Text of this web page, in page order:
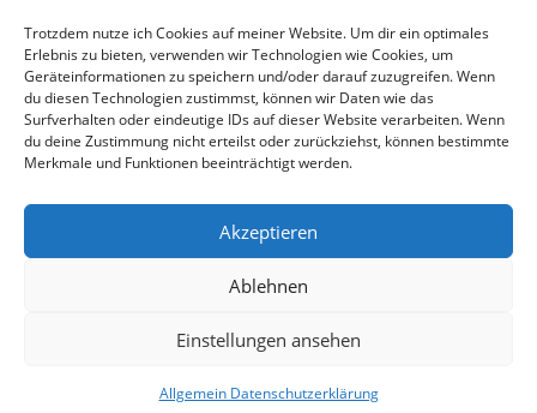
Trotzdem nutze ich Cookies auf meiner Website. Um dir ein optimales
Erlebnis zu bieten, verwenden wir Technologien wie Cookies, um
Geräteinformationen zu speichern und/oder darauf zuzugreifen. Wenn
du diesen Technologien zustimmst, können wir Daten wie das
Surfverhalten oder eindeutige IDs auf dieser Website verarbeiten. Wenn
du deine Zustimmung nicht erteilst oder zurückziehst, können bestimmte
Merkmale und Funktionen beeinträchtigt werden.
Akzeptieren
Ablehnen
Einstellungen ansehen
Allgemein Datenschutzerklärung
Nepal Reise zum Dach der Welt Everest Base Camp
Copyright 2026 - Stefan Weißmann - Fotografie